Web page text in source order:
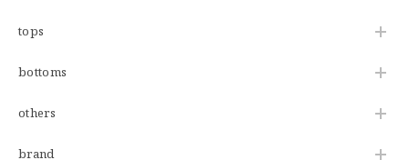
tops
bottoms
others
brand